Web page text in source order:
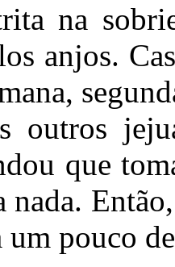
na
anjos.
outros
que
nada.
um pouco